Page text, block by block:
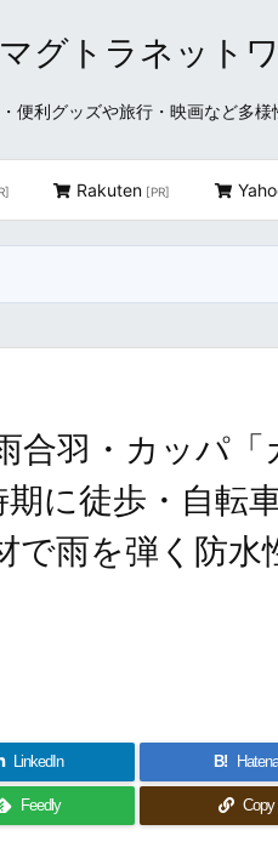
グトラネット
利グッズや旅行・映画など多様
Rakuten [PR]
合羽・カッパ「
に徒歩・自転
雨を弾く防水
LinkedIn B! Hatena
Feedly Copy